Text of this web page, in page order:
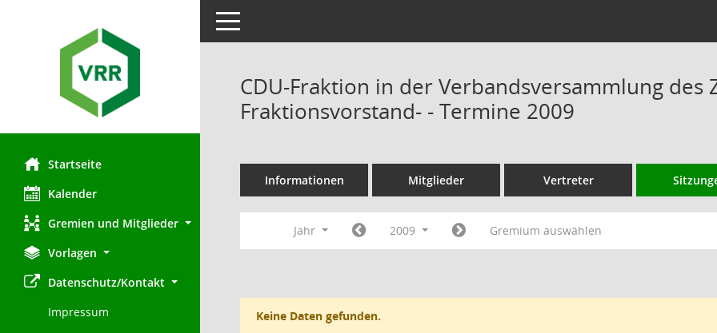
Startseite
Kalender
Gremien und Mitglieder
Vorlagen
Datenschutz/Kontakt
Impressum
Toggle navigation
CDU-Fraktion in der Verbandsversammlung des
Fraktionsvorstand- - Termine 2009
Informationen Mitglieder Vertreter
Jahr 2009 Gremium auswählen
Keine Daten gefunden.